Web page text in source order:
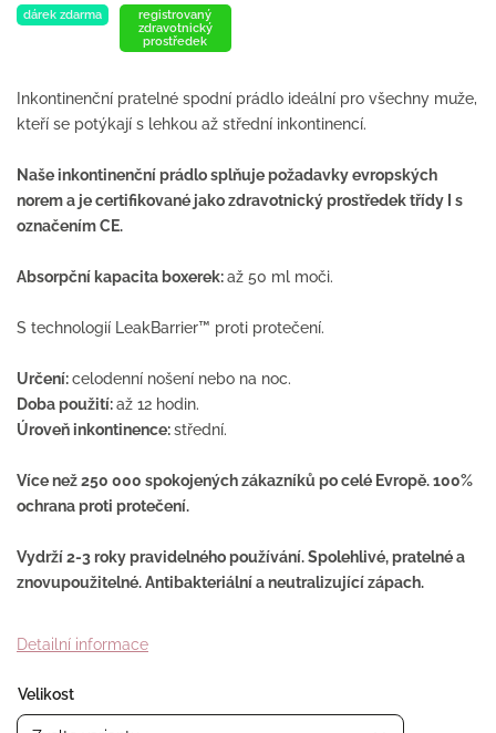
dárek zdarma
registrovaný
zdravotnický
prostředek
Inkontinenční pratelné spodní prádlo ideální pro všechny muže,
kteří se potýkají s lehkou až střední inkontinencí.
Naše inkontinenční prádlo splňuje požadavky evropských
norem a je certifikované jako zdravotnický prostředek třídy I s
označením CE.
Absorpční kapacita boxerek:až 50 ml moči.
S technologií LeakBarrier™ proti protečení.
Určení:celodenní nošení nebo na noc.
Doba použití:až 12 hodin.
Úroveň inkontinence:střední.
Více než 250 000 spokojených zákazníků po celé Evropě. 100%
ochrana proti protečení.
Vydrží 2-3 roky pravidelného používání. Spolehlivé, pratelné a
znovupoužitelné. Antibakteriální a neutralizující zápach.
Detailní informace
Velikost